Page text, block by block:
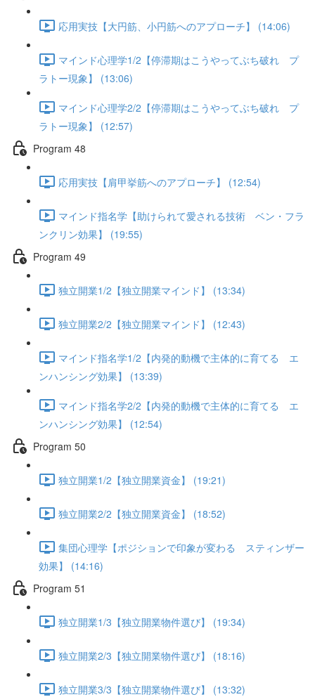
応用実技【大円筋、小円筋へのアプローチ】 (14:06)
マインド心理学1/2【停滞期はこうやってぶち破れ プ
ラトー現象】 (13:06)
マインド心理学2/2【停滞期はこうやってぶち破れ プ
ラトー現象】 (12:57)
Program 48
応用実技【肩甲挙筋へのアプローチ】 (12:54)
マインド指名学【助けられて愛される技術 ベン・フラ
ンクリン効果】 (19:55)
Program 49
独立開業1/2【独立開業マインド】 (13:34)
独立開業2/2【独立開業マインド】 (12:43)
マインド指名学1/2【内発的動機で主体的に育てる エ
ンハンシング効果】 (13:39)
マインド指名学2/2【内発的動機で主体的に育てる エ
ンハンシング効果】 (12:54)
Program 50
独立開業1/2【独立開業資金】 (19:21)
独立開業2/2【独立開業資金】 (18:52)
集団心理学【ポジションで印象が変わる スティンザー
効果】 (14:16)
Program 51
独立開業1/3【独立開業物件選び】 (19:34)
独立開業2/3【独立開業物件選び】 (18:16)
独立開業3/3【独立開業物件選び】 (13:32)